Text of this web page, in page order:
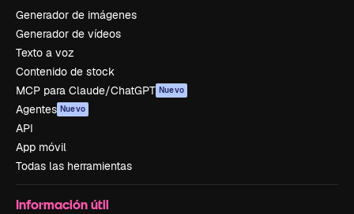
Generador de imágenes
Generador de vídeos
Texto a voz
Contenido de stock
MCP para Claude/ChatGPT Nuevo
Agentes Nuevo
API
App móvil
Todas las herramientas
Información útil